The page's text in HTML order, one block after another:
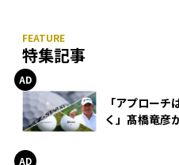
特集記事
「アプロー
く」髙橋竜彦